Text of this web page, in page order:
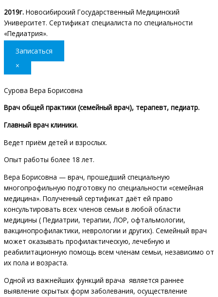
2019г. Новосибирский Государственный Медицинский
Университет. Сертификат специалиста по специальности
«Педиатрия».
Записаться
×
Сурова Вера Борисовна
Врач общей практики (семейный врач), терапевт, педиатр.
Главный врач клиники.
Ведет приём детей и взрослых.
Опыт работы более 18 лет.
Вера Борисовна — врач, прошедший специальную
многопрофильную подготовку по специальности «семейная
медицина». Полученный сертификат даёт ей право
консультировать всех членов семьи в любой области
медицины ( Педиатрии, терапии, ЛОР, офтальмологии,
вакцинопрофилактики, неврологии и других). Семейный врач
может оказывать профилактическую, лечебную и
реабилитационную помощь всем членам семьи, независимо от
их пола и возраста.
Одной из важнейших функций врача является раннее
выявление скрытых форм заболевания, осуществление